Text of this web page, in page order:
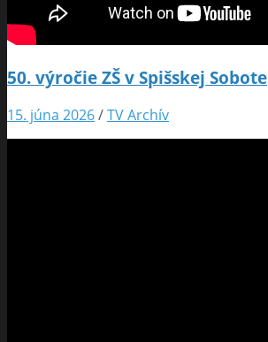
50. výročie ZŠ v Spišskej Sobote
15. júna 2026/TV Archív